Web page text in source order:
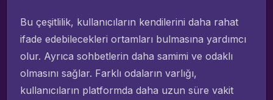
Bu çeşitlilik, kullanıcıların kendilerini daha rahat
ifade edebilecekleri ortamları bulmasına yardımcı
olur. Ayrıca sohbetlerin daha samimi ve odaklı
olmasını sağlar. Farklı odaların varlığı,
kullanıcıların platformda daha uzun süre vakit